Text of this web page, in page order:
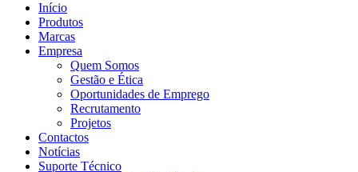
Início
Produtos
Marcas
Empresa
Quem Somos
Gestão e Ética
Oportunidades de Emprego
Recrutamento
Projetos
Contactos
Notícias
Suporte Técnico